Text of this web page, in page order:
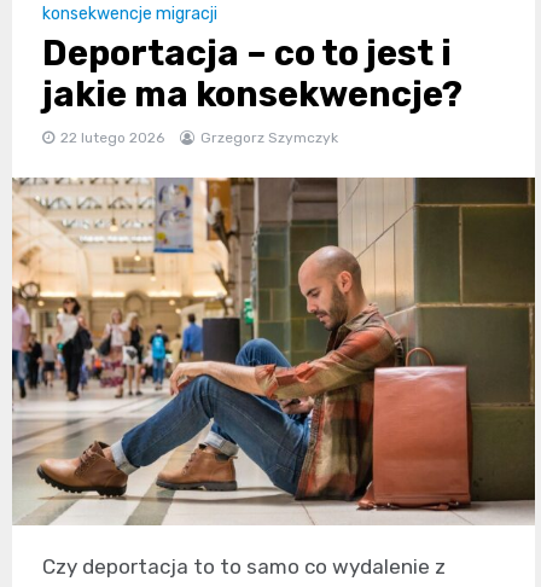
konsekwencje migracji
Deportacja – co to jest i
jakie ma konsekwencje?
22 lutego 2026 Grzegorz Szymczyk
Czy deportacja to to samo co wydalenie z